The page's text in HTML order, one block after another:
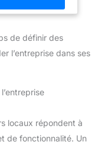
quel environnement
des effets de vifs qui font
pour se détendre après
longue journée à la maison.
ce qui en fait un
soucieux de
des performances
de votre bassin.
et les
d'une installation
de définir des
l’entreprise dans ses
locaux répondent à
de fonctionnalité. Un